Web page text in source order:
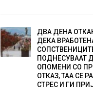
ДВА ДЕНА
ДЕКА
ПОДНЕСУВААТ
ОПОМЕНИ СО
ОТКАЗ, ТАА СЕ
СТРЕС И ГИ